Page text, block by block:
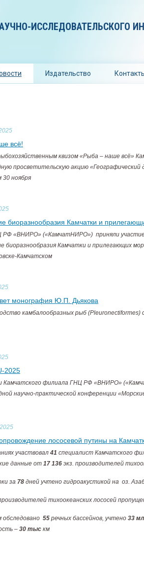
ИССЛЕДОВАТЕЛЬСКОГО
Издательство
всё!
квизом «Рыба – наше всё»
просветительскую акцию
30 ноября
биоразнообразия Камчатки и
«ВНИРО» («КамчатНИРО») приняли участие
биоразнообразия Камчатки и прилегающих
Камчатском
монография Ю.П. Дьякова
камбалообразных рыб (Pleuronectiformes)
2025
Камчатского филиала ГНЦ РФ «ВНИРО»
научно-практической конференции
лососевой путины на
участвовал 41 специалист Камчатского
данные от 17 136 экз. производителей
за 78 дней учтено гидроакустикой на оз.
тихоокеанских лососей
обследовано 55 речных бассейнов, учтено 33
– 30 тыс км